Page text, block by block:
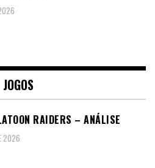
JOGOS
RAIDERS – ANÁLISE
2026